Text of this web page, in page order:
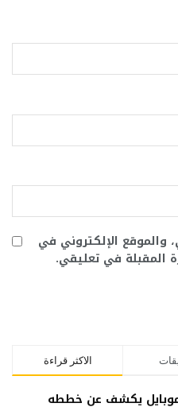
والموقع الإلكتروني في
المقبلة في تعليقي.
الاكثر قراءة
يكشف عن خططه